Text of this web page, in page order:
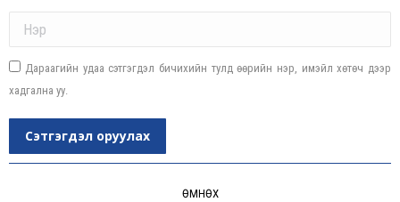
Дараагийн удаа сэтгэгдэл бичихийн тулд өөрийн нэр, имэйл хөтөч дээр
хадгална уу.
Сэтгэгдэл оруулах
ӨМНӨХ